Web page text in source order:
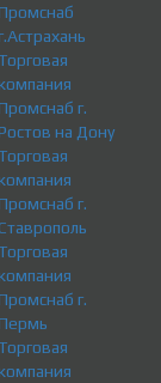
г.
на Дону
г.
г.